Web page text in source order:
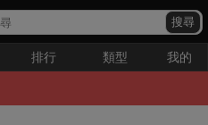
排行 類型 我的